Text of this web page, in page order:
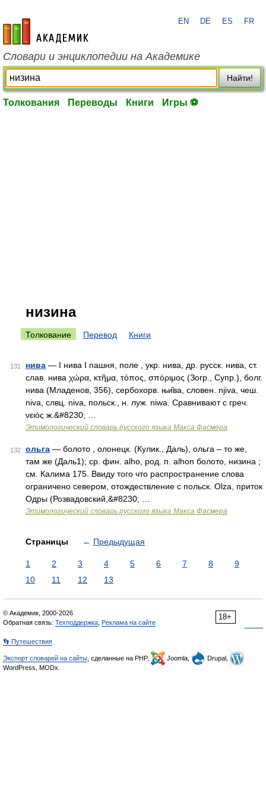
academic.ru
EN DE ES FR
Словари и энциклопедии на Академике
Найти!
Толкования Переводы Книги Игры ⚽
низина
Толкование Перевод Книги
131 нива — I нива I пашня, поле , укр. нива, др. русск. нива, ст.
слав. нива χώρα, κτῆμα, τόπος, σπόριμος (Зогр., Супр.), болг.
нива (Младенов, 356), сербохорв. њи̏ва, словен. njiva, чеш.
niva, слвц. niva, польск., н. луж. niwa. Сравнивают с греч.
νειός ж.&#8230; …
Этимологический словарь русского языка Макса Фасмера
132 ольга — болото , олонецк. (Кулик., Даль), ольга – то же,
там же (Даль1); ср. фин. аlhо, род. п. аlhоn болото, низина ;
см. Калима 175. Ввиду того что распространение слова
ограничено севером, отождествление с польск. Оlzа, приток
Одры (Розвадовский,&#8230; …
Этимологический словарь русского языка Макса Фасмера
Страницы ← Предыдущая
1 2 3 4 5 6 7 8
9
10
11 12 13
18+
© Академик, 2000-2026
Обратная связь: Техподдержка Реклама на сайте
👣 Путешествия
Экспорт словарей на сайты , сделанные на PHP, Joomla,
Drupal,
WordPress, MODx.